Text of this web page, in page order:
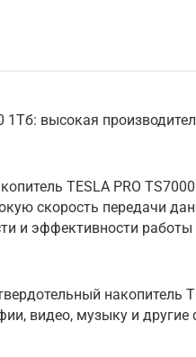
1Тб: высокая
TESLA PRO
скорость передачи
и эффективности работы
накопитель
видео, музыку и